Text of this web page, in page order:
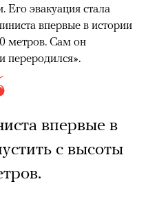
Его эвакуация стала
впервые в истории
метров. Сам он
переродился».
впервые в
с высоты